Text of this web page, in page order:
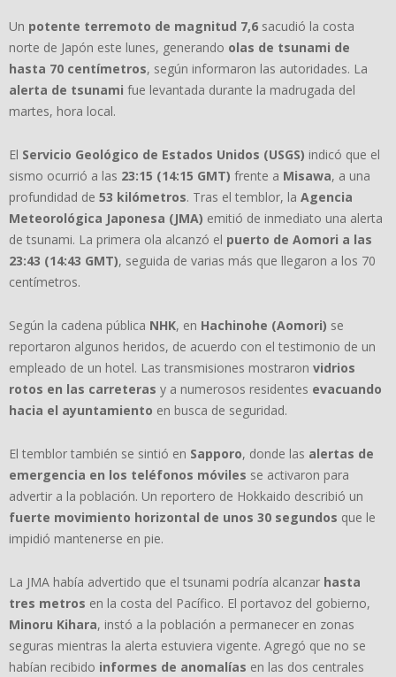
Un potente terremoto de magnitud 7,6 sacudió la costa
norte de Japón este lunes, generando olas de tsunami de
hasta 70 centímetros, según informaron las autoridades. La
alerta de tsunami fue levantada durante la madrugada del
martes, hora local.
El Servicio Geológico de Estados Unidos (USGS) indicó que el
sismo ocurrió a las 23:15 (14:15 GMT) frente a Misawa, a una
profundidad de 53 kilómetros. Tras el temblor, la Agencia
Meteorológica Japonesa (JMA) emitió de inmediato una alerta
de tsunami. La primera ola alcanzó el puerto de Aomori a las
23:43 (14:43 GMT), seguida de varias más que llegaron a los 70
centímetros.
Según la cadena pública NHK, en Hachinohe (Aomori) se
reportaron algunos heridos, de acuerdo con el testimonio de un
empleado de un hotel. Las transmisiones mostraron vidrios
rotos en las carreteras y a numerosos residentes evacuando
hacia el ayuntamiento en busca de seguridad.
El temblor también se sintió en Sapporo, donde las alertas de
emergencia en los teléfonos móviles se activaron para
advertir a la población. Un reportero de Hokkaido describió un
fuerte movimiento horizontal de unos 30 segundos que le
impidió mantenerse en pie.
La JMA había advertido que el tsunami podría alcanzar hasta
tres metros en la costa del Pacífico. El portavoz del gobierno,
Minoru Kihara, instó a la población a permanecer en zonas
seguras mientras la alerta estuviera vigente. Agregó que no se
habían recibido informes de anomalías en las dos centrales